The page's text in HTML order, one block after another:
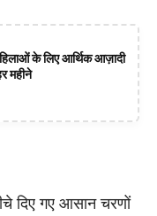
के लिए आर्थिक आज़ादी
महीने
दिए गए आसान चरणों